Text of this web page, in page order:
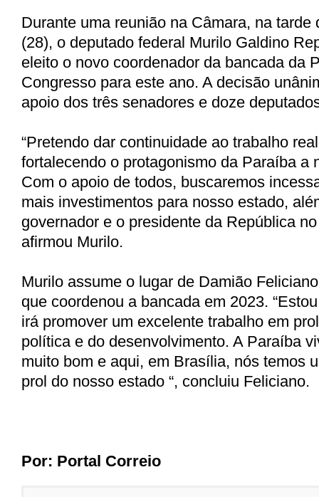
Durante uma reunião na Câmara, na tarde
(28), o deputado federal Murilo Galdino
eleito o novo coordenador da bancada da
Congresso para este ano. A decisão
apoio dos três senadores e doze
“Pretendo dar continuidade ao trabalho
fortalecendo o protagonismo da Paraíba a
Com o apoio de todos, buscaremos
mais investimentos para nosso estado,
governador e o presidente da República
afirmou Murilo.
Murilo assume o lugar de Damião
que coordenou a bancada em 2023.
irá promover um excelente trabalho em
política e do desenvolvimento. A Paraíba
muito bom e aqui, em Brasília, nós temos
prol do nosso estado “, concluiu Feliciano.
Por: Portal Correio